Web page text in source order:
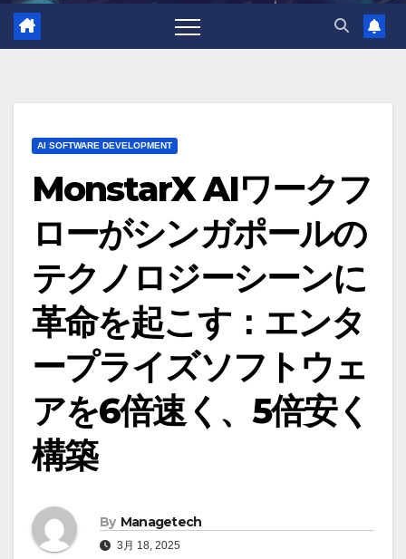
AI SOFTWARE DEVELOPMENT
MonstarX AIワークフ
ローがシンガポールの
テクノロジーシーンに
革命を起こす：エンタ
ープライズソフトウェ
アを6倍速く、5倍安く
構築
By Managetech
3月 18, 2025